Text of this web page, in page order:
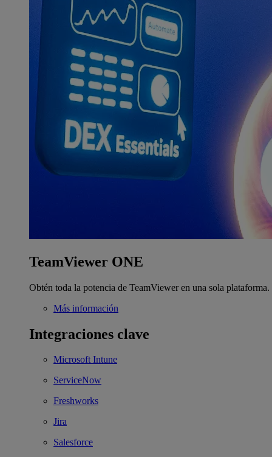
TeamViewer ONE
Obtén toda la potencia de TeamViewer en una sola plataforma.
Más información
Integraciones clave
Microsoft Intune
ServiceNow
Freshworks
Jira
Salesforce